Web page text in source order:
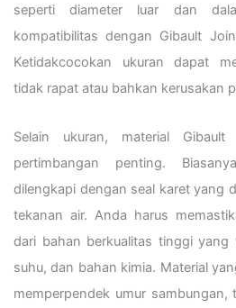
seperti diameter luar dan
kompatibilitas dengan Gibault
Ketidakcocokan ukuran dapat
tidak rapat atau bahkan kerusakan
Selain ukuran, material
pertimbangan penting.
dilengkapi dengan seal karet yang
tekanan air. Anda harus
dari bahan berkualitas tinggi yang
suhu, dan bahan kimia. Material
memperpendek umur sambungan,